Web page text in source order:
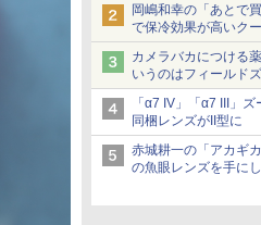
岡嶋和幸の「あとで
で保冷効果が高いク
Watch
カメラバカにつける
いうのはフィールド
「α7 IV」「α7 III」
同梱レンズがII型に
赤城耕一の「アカギ
の魚眼レンズを手に